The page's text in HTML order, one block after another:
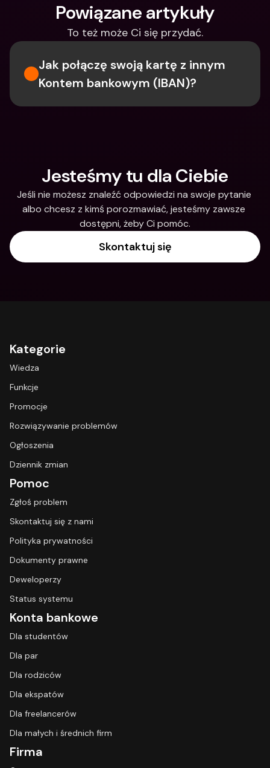
Powiązane artykuły
To też może Ci się przydać.
Jak połączę swoją kartę z innym
Kontem bankowym (IBAN)?
Jesteśmy tu dla Ciebie
Jeśli nie możesz znaleźć odpowiedzi na swoje pytanie
albo chcesz z kimś porozmawiać, jesteśmy zawsze
dostępni, żeby Ci pomóc.
Skontaktuj się
Kategorie
Wiedza
Funkcje
Promocje
Rozwiązywanie problemów
Ogłoszenia
Dziennik zmian
Pomoc
Zgłoś problem
Skontaktuj się z nami
Polityka prywatności
Dokumenty prawne
Deweloperzy
Status systemu
Konta bankowe
Dla studentów
Dla par
Dla rodziców
Dla ekspatów
Dla freelancerów
Dla małych i średnich firm
Firma